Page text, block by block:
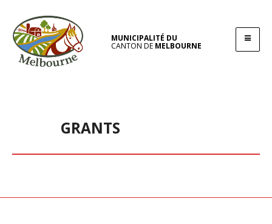
MUNICIPALITÉ DU
CANTON DE MELBOURNE
GRANTS